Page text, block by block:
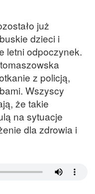
już
dzieci i
letni odpoczynek.
z policją,
Wszyscy
że takie
na sytuacje
dla zdrowia i